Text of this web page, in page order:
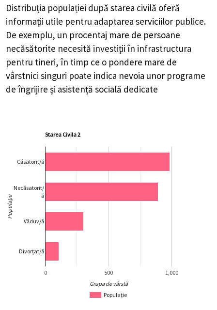
Distribuția populației după starea civilă oferă
informații utile pentru adaptarea serviciilor publice.
De exemplu, un procentaj mare de persoane
necăsătorite necesită investiții în infrastructura
pentru tineri, în timp ce o pondere mare de
vârstnici singuri poate indica nevoia unor programe
de îngrijire și asistență socială dedicate
Starea Civila 2
Populație
0 500 1,000
Căsatorit/ă
Necăsatorit/
ă
Văduv/ă
Divorțat/ă
Grupa de vârstă
Populație